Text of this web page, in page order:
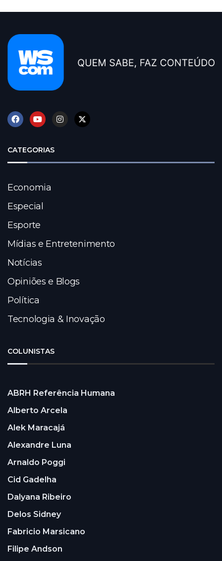
CATEGORIAS
Economia
Especial
Esporte
Mídias e Entretenimento
Notícias
Opiniões e Blogs
Política
Tecnologia & Inovação
COLUNISTAS
ABRH Referência Humana
Alberto Arcela
Alek Maracajá
Alexandre Luna
Arnaldo Poggi
Cid Gadelha
Dalyana Ribeiro
Delos Sidney
Fabricio Marsicano
Filipe Andson